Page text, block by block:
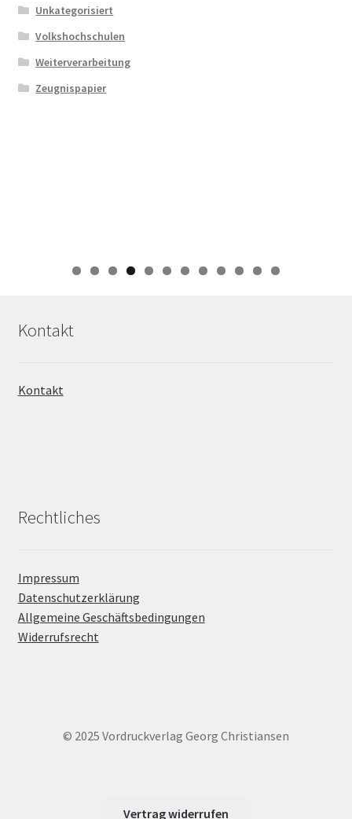
Unkategorisiert
Volkshochschulen
Weiterverarbeitung
Zeugnispapier
0 1 2
Kontakt
Kontakt
Rechtliches
Impressum
Datenschutzerklärung
Allgemeine Geschäftsbedingungen
Widerrufsrecht
© 2025 Vordruckverlag Georg Christiansen
Vertrag widerrufen